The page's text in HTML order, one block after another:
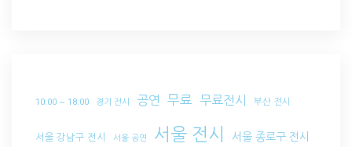
10:00 ~ 18:00 경기 전시 공연 무료 무료전시 부산 전시
서울 강남구 전시 서울 공연 서울 전시 서울 종로구 전시